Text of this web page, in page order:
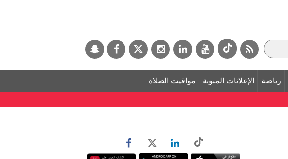
رياضة الإعلانات المبوبة مواقيت الصلاة